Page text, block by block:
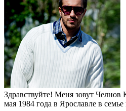
Здравствуйте! Меня зовут Челнов
мая 1984 года в Ярославле в семье